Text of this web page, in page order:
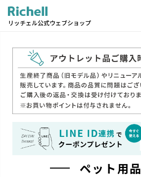
リッチェル公式ウェブショップ
検索
ペット用品